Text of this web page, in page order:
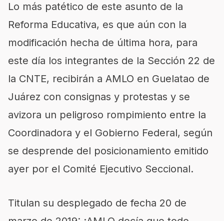
Lo más patético de este asunto de la
Reforma Educativa, es que aún con la
modificación hecha de última hora, para
este día los integrantes de la Sección 22 de
la CNTE, recibirán a AMLO en Guelatao de
Juárez con consignas y protestas y se
avizora un peligroso rompimiento entre la
Coordinadora y el Gobierno Federal, según
se desprende del posicionamiento emitido
ayer por el Comité Ejecutivo Seccional.
Titulan su desplegado de fecha 20 de